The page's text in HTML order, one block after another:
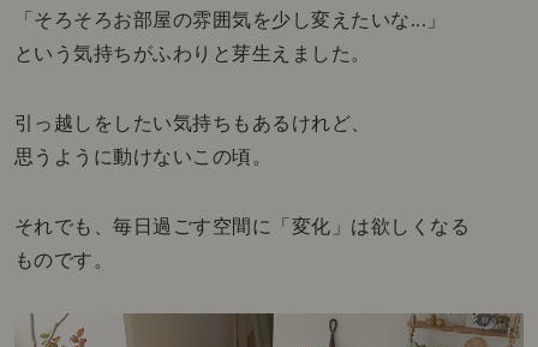
「そろそろお部屋の雰囲気を少し変えたいな...」
という気持ちがふわりと芽生えました。
引っ越しをしたい気持ちもあるけれど、
思うように動けないこの頃。
それでも、毎日過ごす空間に「変化」は欲しくなる
ものです。